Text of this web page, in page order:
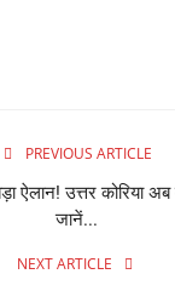
PREVIOUS ARTICLE
ऐलान! उत्तर कोरिया
जानें...
NEXT ARTICLE